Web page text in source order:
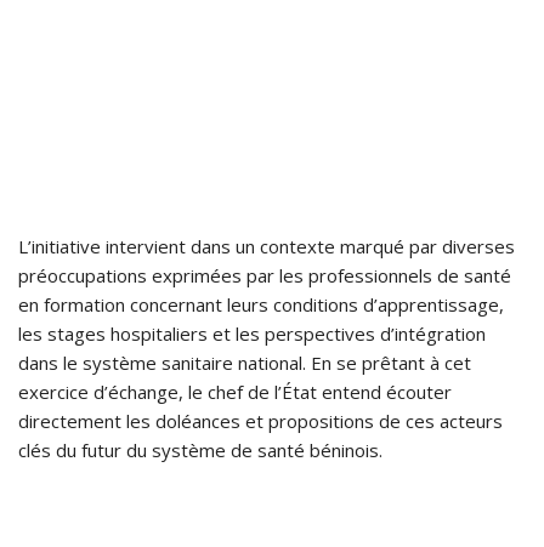
L’initiative intervient dans un contexte marqué par diverses
préoccupations exprimées par les professionnels de santé
en formation concernant leurs conditions d’apprentissage,
les stages hospitaliers et les perspectives d’intégration
dans le système sanitaire national. En se prêtant à cet
exercice d’échange, le chef de l’État entend écouter
directement les doléances et propositions de ces acteurs
clés du futur du système de santé béninois.